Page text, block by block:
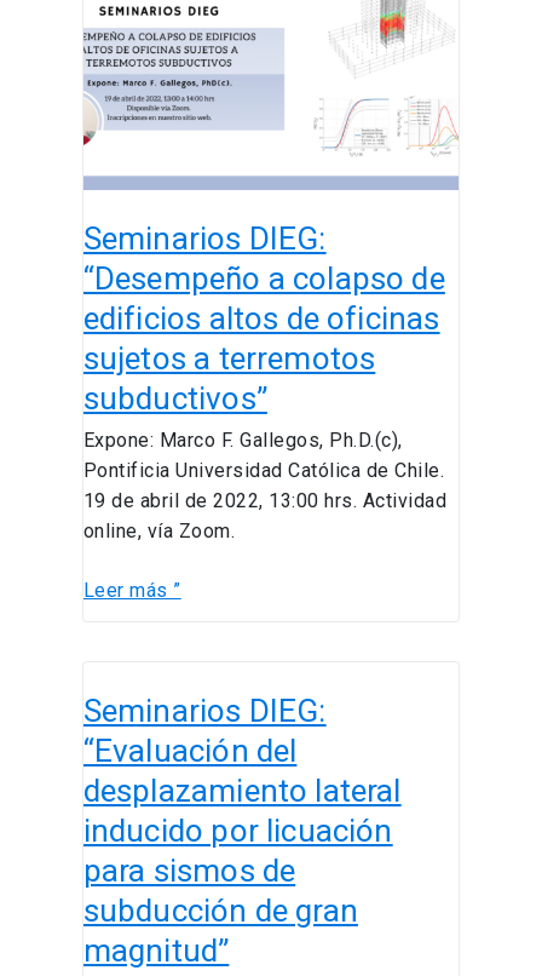
Seminarios DIEG:
“Desempeño a colapso de
edificios altos de oficinas
sujetos a terremotos
subductivos”
Expone: Marco F. Gallegos, Ph.D.(c),
Pontificia Universidad Católica de Chile.
19 de abril de 2022, 13:00 hrs. Actividad
online, vía Zoom.
a
colapso
de
edificios
altos
de
sujetos
a
terremotos
subductivos”
Leer más ”
Seminarios DIEG:
“Evaluación del
desplazamiento lateral
inducido por licuación
para sismos de
subducción de gran
magnitud”
DIEG:
“Evaluación
del
desplazamiento
lateral
por
licuación
para